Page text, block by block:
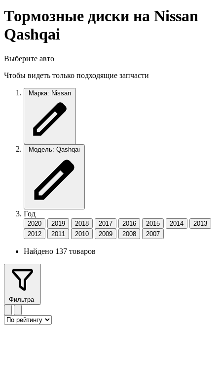
Тормозные диски на Nissan
Qashqai
Выберите авто
Чтобы видеть только подходящие запчасти
Марка: Nissan
Модель: Qashqai
Год
2020 2019 2018 2017 2016 2015 2014
2013
2012
2011 2010 2009 2008 2007
Найдено 137 товаров
Фильтра